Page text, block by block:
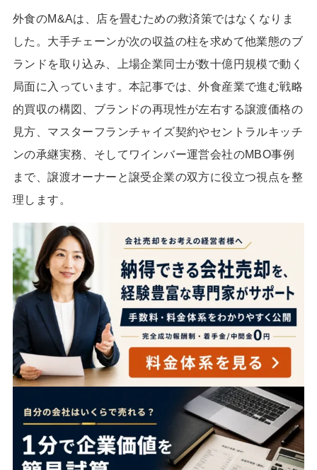
外食のM&Aは、店を畳むための救済策ではなくなりま
した。大手チェーンが次の収益の柱を求めて他業態のブ
ランドを取り込み、上場企業同士が数十億円規模で動く
局面に入っています。本記事では、外食産業で進む戦略
的買収の構図、ブランドの再現性が左右する譲渡価格の
見方、マスターフランチャイズ契約やセントラルキッチ
ンの承継実務、そしてワインバー運営会社のMBO事例
まで、譲渡オーナーと譲受企業の双方に役立つ視点を整
理します。